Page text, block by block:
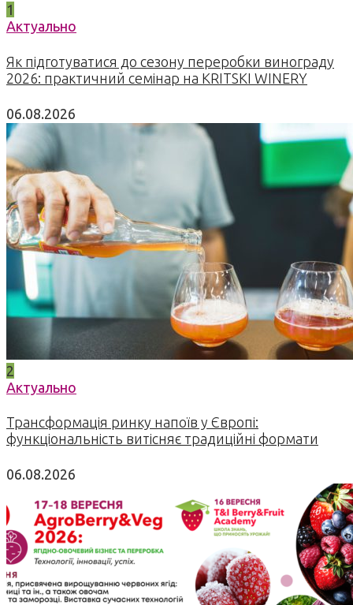
1
Актуально
Як підготуватися до сезону переробки винограду
2026: практичний семінар на KRITSKI WINERY
06.08.2026
2
Актуально
Трансформація ринку напоїв у Європі:
функціональність витісняє традиційні формати
06.08.2026